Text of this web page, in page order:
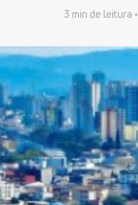
3 min de leitura •